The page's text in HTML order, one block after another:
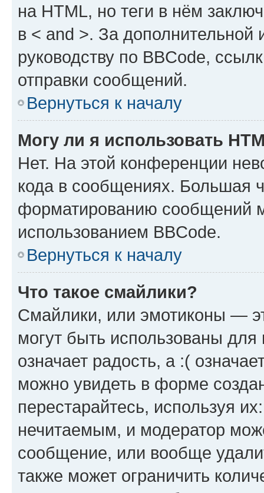
на HTML, но теги в нём
в < and >. За
руководству по BBCode,
отправки сообщений.
Вернуться к началу
Могу ли я использовать
Нет. На этой конференции
кода в сообщениях. Большая
форматированию сообщений
использованием BBCode.
Вернуться к началу
Что такое смайлики?
Смайлики, или эмотиконы —
могут быть использованы
означает радость, а :(
можно увидеть в форме
перестарайтесь, используя
нечитаемым, и модератор
сообщение, или вообще
также может ограничить